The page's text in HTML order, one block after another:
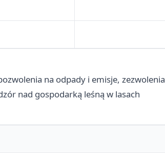
na odpady i emisje, zezwolenia
nad gospodarką leśną w lasach